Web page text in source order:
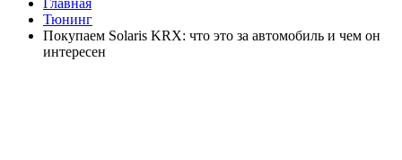
Главная
Тюнинг
Покупаем Solaris KRX: что это за автомобиль и чем он
интересен